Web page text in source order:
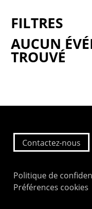
AUCUN
TROUVÉ
FILTRES
Contactez-nous
Politique de
Préférences cookies